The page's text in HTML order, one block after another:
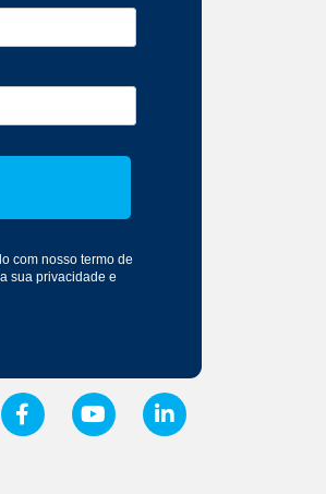
com nosso termo de
sua privacidade e